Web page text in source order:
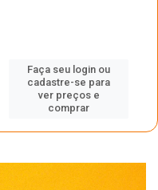
Faça seu login ou
cadastre-se para
ver preços e
comprar